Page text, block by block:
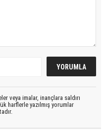
veya imalar, inançlara saldırı
harflerle yazılmış yorumlar